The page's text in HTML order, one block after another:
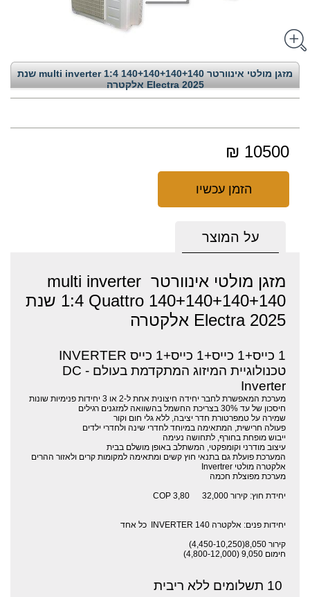
מזגן מולטי אינוורטר multi inverter 1:4 140+140+140+140 שנת
2025 Electra אלקטרה
10500 ₪
הזמן עכשיו
על המוצר
מזגן מולטי אינוורטר multi inverter
1:4 Quattro 140+140+140+140 שנת
2025 Electra אלקטרה
1 כייס+1 כייס+1 כייס+1 כייס INVERTER
טכנולוגיית המיזוג המתקדמת בעולם - DC
Inverter
מערכת המאפשרת לחבר יחידה חיצונית אחת ל-2 או 3 יחידות פנימיות שונות
חיסכון של עד 30% בצריכת החשמל בהשוואה למזגנים רגילים
שמירה על טמפרטורת חדר יציבה, ללא גלי חום וקור
פעולה חרישית, המתאימה במיוחד לחדרי שינה ולחדרי ילדים
ייבוש מופחת בחורף, לתחושה נעימה
עיצוב מודרני וקומפקטי, המשתלב באופן מושלם בבית
המערכת פועלת גם בתנאי חוץ קשים ומתאימה למקומות קרים ולאזור ההרים
אלקטרה מולטי Invertrer
מערכת מפוצלת חכמה
יחידת חוץ: קירור 32,000 COP 3,80
יחידות פנים: אלקטרה INVERTER 140 כל אחד
קירור 8,050ׁ(4,450-10,250)
חימום 9,050 (4,800-12,000)